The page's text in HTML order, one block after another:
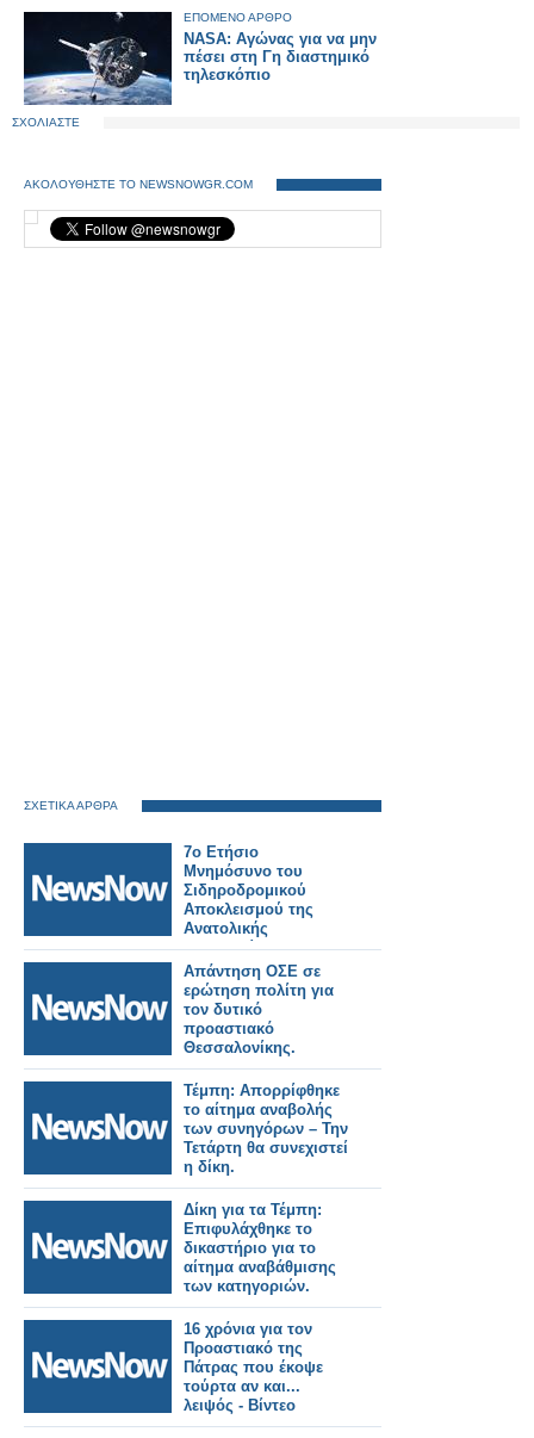
σιδηροδρομική σύνδεση
Πράγας – Βερολίνου -
Κοπεγχάγης.
ΕΠΟΜΕΝΟ ΑΡΘΡΟ
NASA: Αγώνας για να μην
πέσει στη Γη διαστημικό
τηλεσκόπιο
ΣΧΟΛΙΑΣΤΕ
ΑΚΟΛΟΥΘΗΣΤΕ ΤΟ NEWSNOWGR.COM
ΣΧΕΤΙΚΑ ΑΡΘΡΑ
7ο Ετήσιο
Μνημόσυνο του
Σιδηροδρομικού
Αποκλεισμού της
Ανατολικής
Μακεδονίας και
Θράκης.
Απάντηση ΟΣΕ σε
ερώτηση πολίτη για
τον δυτικό
προαστιακό
Θεσσαλονίκης.
Τέμπη: Απορρίφθηκε
το αίτημα αναβολής
των συνηγόρων – Την
Τετάρτη θα συνεχιστεί
η δίκη.
Δίκη για τα Τέμπη:
Επιφυλάχθηκε το
δικαστήριο για το
αίτημα αναβάθμισης
των κατηγοριών.
16 χρόνια για τον
Προαστιακό της
Πάτρας που έκοψε
τούρτα αν και...
λειψός - Βίντεο